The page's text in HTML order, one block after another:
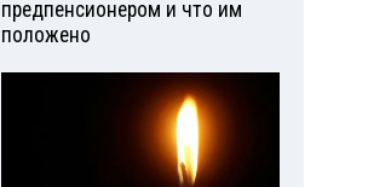
предпенсионером и что им
положено